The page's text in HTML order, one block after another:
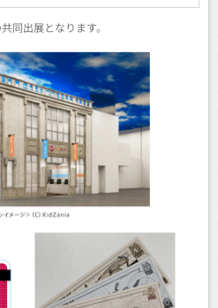
同出展となります。